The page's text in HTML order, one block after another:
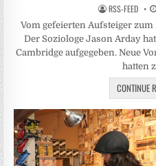
RSS-FEED
Vom gefeierten Aufsteiger
Der Soziologe Jason Arday
Cambridge aufgegeben. Neue
hatten
CONTINUE